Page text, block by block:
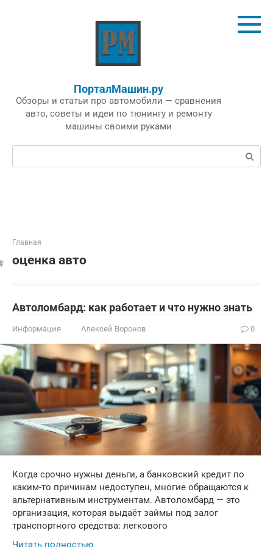
ПорталМашин.ру
Обзоры и статьи про автомобили — сравнения
авто, советы и идеи по тюнингу и ремонту
машины своими руками
Поиск:
Главная
оценка авто
Автоломбард: как работает и что нужно знать
Информация Алексей Воронов 0
Когда срочно нужны деньги, а банковский кредит по
каким-то причинам недоступен, многие обращаются к
альтернативным инструментам. Автоломбард — это
организация, которая выдаёт займы под залог
транспортного средства: легкового